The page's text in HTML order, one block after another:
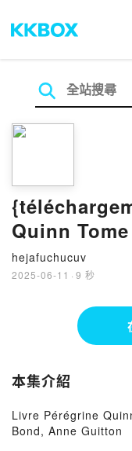
Quinn Tome
hejafuchucuv
2025-06-11 · 9 秒
本集介紹
Livre Pérégrine
Bond, Anne Guitton